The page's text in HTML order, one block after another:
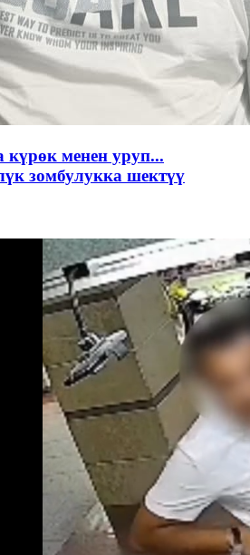
менен уруп...
зомбулукка шектүү